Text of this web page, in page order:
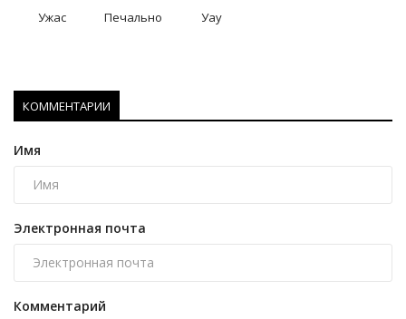
Ужас Печально Уау
КОММЕНТАРИИ
Имя
Электронная почта
Комментарий